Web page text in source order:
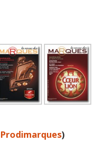
Prodimarques)